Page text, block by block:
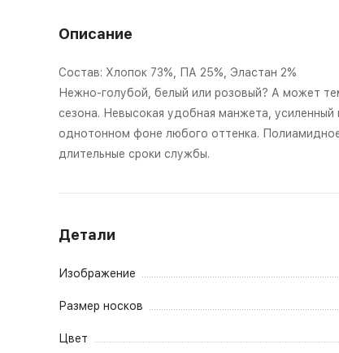
Описание
Состав: Хлопок 73%, ПА 25%, Эластан 2%
Нежно-голубой, белый или розовый? А может
сезона. Невысокая удобная манжета, усиленный
однотонном фоне любого оттенка.
длительные сроки службы.
Детали
Изображение
Размер носков
Цвет